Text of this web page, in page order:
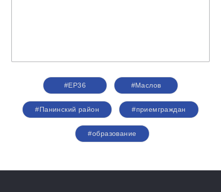
#ЕР36 #Маслов
#Панинский район #приемграждан
#образование